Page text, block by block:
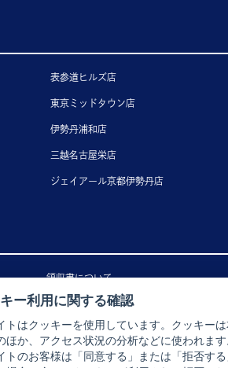
表参道ヒルズ店
東京ミッドタウン店
伊勢丹浦和店
三越名古屋栄店
ジェイアール京都伊勢丹店
領収書について
送料について
配送について
キャンセル・返品・交換について
ー利用に関する確認
トはクッキーを使用しています。クッキー
ほか、アクセス状況の分析などに使われます
トのお客様は「同意する」または「拒否す